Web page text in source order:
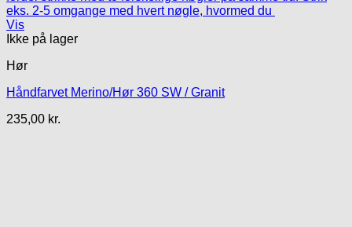
Vis
Ikke på lager
Hør
Håndfarvet Merino/Hør 360 SW / Granit
235,00 kr.